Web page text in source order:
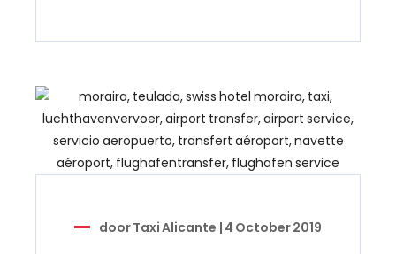
doorTaxi Alicante | 4 October 2019